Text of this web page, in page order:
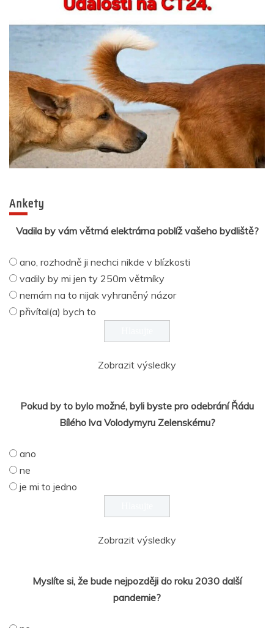
Ankety
Vadila by vám větrná elektrárna poblíž vašeho bydliště?
ano, rozhodně ji nechci nikde v blízkosti
vadily by mi jen ty 250m větrníky
nemám na to nijak vyhraněný názor
přivítal(a) bych to
Zobrazit výsledky
Pokud by to bylo možné, byli byste pro odebrání Řádu
Bílého lva Volodymyru Zelenskému?
ano
ne
je mi to jedno
Zobrazit výsledky
Myslíte si, že bude nejpozději do roku 2030 další
pandemie?